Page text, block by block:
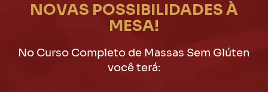
NOVAS POSSIBILIDADES À
MESA!
No Curso Completo de Massas Sem Glúten
você terá: